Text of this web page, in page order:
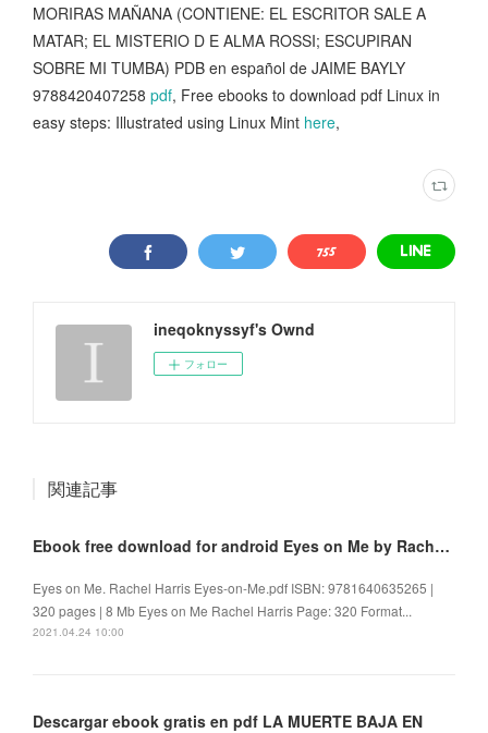
MORIRAS MAÑANA (CONTIENE: EL ESCRITOR SALE A
MATAR; EL MISTERIO D E ALMA ROSSI; ESCUPIRAN
SOBRE MI TUMBA) PDB en español de JAIME BAYLY
9788420407258 pdf, Free ebooks to download pdf Linux in
easy steps: Illustrated using Linux Mint here,
ineqoknyssyf's Ownd
フォロー
関連記事
Ebook free download for android Eyes on Me by Rachel Harris 9781640635265
Eyes on Me. Rachel Harris Eyes-on-Me.pdf ISBN: 9781640635265 |
320 pages | 8 Mb Eyes on Me Rachel Harris Page: 320 Format...
2021.04.24 10:00
Descargar ebook gratis en pdf LA MUERTE BAJA EN